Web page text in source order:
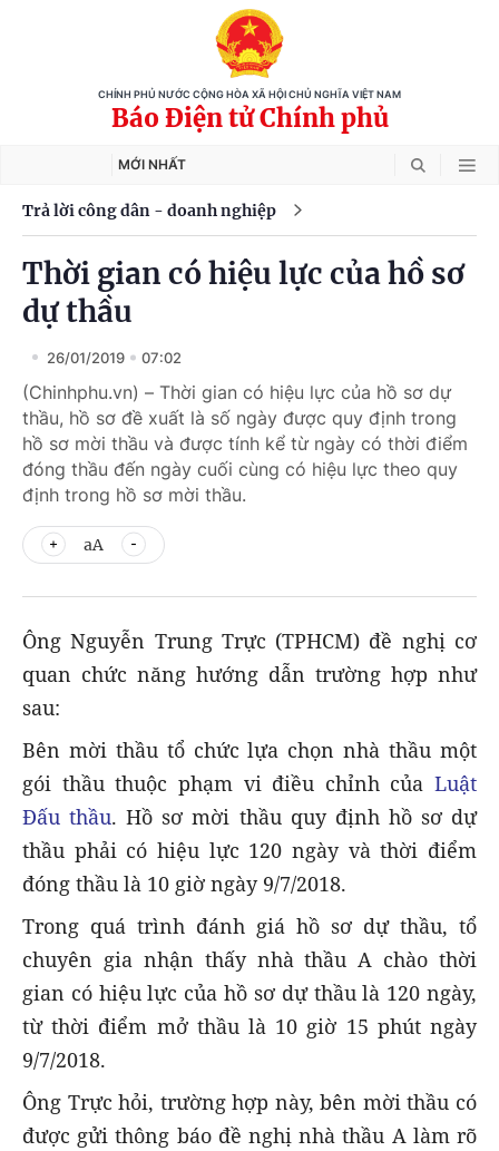
CHÍNH PHỦ NƯỚC CỘNG HÒA XÃ HỘI CHỦ NGHĨA VIỆT NAM
Báo Điện tử Chính phủ
MỚI NHẤT
Trả lời công dân - doanh nghiệp
Thời gian có hiệu lực của hồ sơ
dự thầu
26/01/2019 07:02
(Chinhphu.vn) – Thời gian có hiệu lực của hồ sơ dự
thầu, hồ sơ đề xuất là số ngày được quy định trong
hồ sơ mời thầu và được tính kể từ ngày có thời điểm
đóng thầu đến ngày cuối cùng có hiệu lực theo quy
định trong hồ sơ mời thầu.
aA
Ông Nguyễn Trung Trực (TPHCM) đề nghị cơ
quan chức năng hướng dẫn trường hợp như
sau:
Bên mời thầu tổ chức lựa chọn nhà thầu một
gói thầu thuộc phạm vi điều chỉnh của Luật
Đấu thầu. Hồ sơ mời thầu quy định hồ sơ dự
thầu phải có hiệu lực 120 ngày và thời điểm
đóng thầu là 10 giờ ngày 9/7/2018.
Trong quá trình đánh giá hồ sơ dự thầu, tổ
chuyên gia nhận thấy nhà thầu A chào thời
gian có hiệu lực của hồ sơ dự thầu là 120 ngày,
từ thời điểm mở thầu là 10 giờ 15 phút ngày
9/7/2018.
Ông Trực hỏi, trường hợp này, bên mời thầu có
được gửi thông báo đề nghị nhà thầu A làm rõ